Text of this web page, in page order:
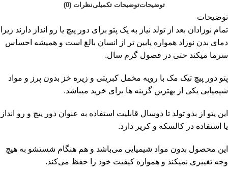
توضیحاتتوضیحات تکمیلینظرات (0)
توضیحات
تمام نوزادان بعد از تولد نیاز به یک پتو برای دور پیچ یا رو انداز دارند زیرا
دمای بدن نوزاد همواره پایین تر از انسان بالغ است و همیشه احساس
سرما میکند حتی در فصول گرم سال.
پتو دور پیچ تیک مک با رویه مخمل کبریتی و زیره خز بدون پرز و مواد
شیمیایی یکی از بهترین گزینه ها برای خرید میباشد.
این پتو از بدو تولد تا دوسال قابلیت استفاده به عنوان دور پیچ و رو انداز
یا استفاده در کالسکه و کریر دارد.
این محصول بدون مواد شیمیایی می‌باشد و هم هنگام شستشو به هیچ
وجه تغییری نمیکند و همواره کیفیت خود را حفظ می‌کند.